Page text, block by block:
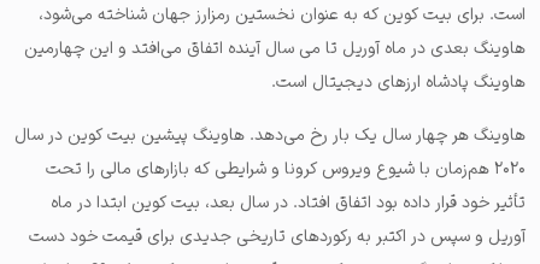
است. برای بیت‌ کوین که به عنوان نخستین رمزارز جهان شناخته می‌شود،
هاوینگ بعدی در ماه آوریل تا می سال آینده اتفاق می‌افتد و این چهارمین
هاوینگ پادشاه ارزهای دیجیتال است.
هاوینگ هر چهار سال یک بار رخ می‌دهد. هاوینگ پیشین بیت‌ کوین در سال
۲۰۲۰ هم‌زمان با شیوع ویروس کرونا و شرایطی که بازارهای مالی را تحت
تأثیر خود قرار داده بود اتفاق افتاد. در سال بعد، بیت‌ کوین ابتدا در ماه
آوریل و سپس در اکتبر به رکوردهای تاریخی جدیدی برای قیمت خود دست